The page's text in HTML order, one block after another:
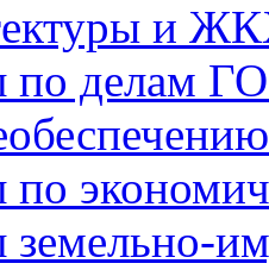
и
по делам
по
земельно-